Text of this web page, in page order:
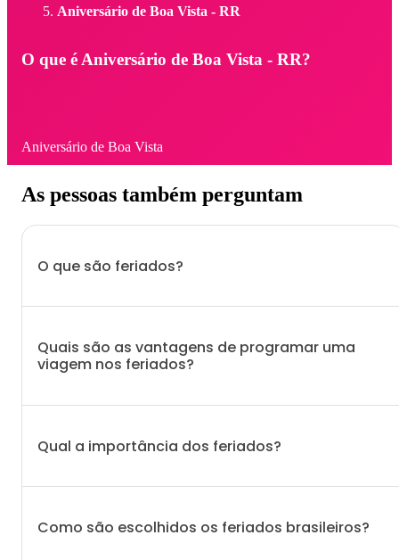
Aniversário de Boa Vista - RR
O que é Aniversário de Boa Vista - RR?
Aniversário de Boa Vista
As pessoas também perguntam
O que são feriados?
Quais são as vantagens de programar uma
viagem nos feriados?
Qual a importância dos feriados?
Como são escolhidos os feriados brasileiros?